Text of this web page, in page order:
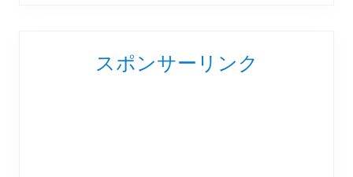
スポンサーリンク